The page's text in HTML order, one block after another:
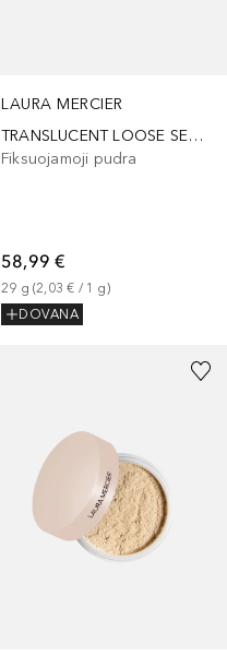
LAURA MERCIER
TRANSLUCENT LOOSE SETTING POWDER
Fiksuojamoji pudra
58,99 €
29 g (2,03 € / 1 g)
DOVANA